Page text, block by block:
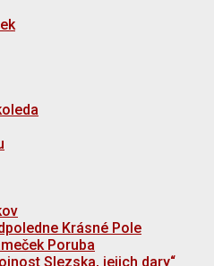
Krásné Pole
Poruba
Slezska, jejich dary“